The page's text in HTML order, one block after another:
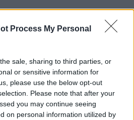
Process My Personal
sale, sharing to third parties, or
or sensitive information for
please use the below opt-out
Please note that after your
you may continue seeing
on personal information utilized by
IRS